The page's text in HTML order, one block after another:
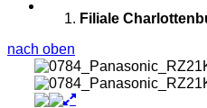
Filiale
nach oben